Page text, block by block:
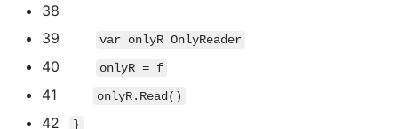
38
39
var onlyR OnlyReader
40 onlyR = f
41 onlyR. Read ( )
42 }